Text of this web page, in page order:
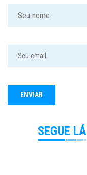
SEGUE LÁ